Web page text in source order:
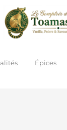
Épices